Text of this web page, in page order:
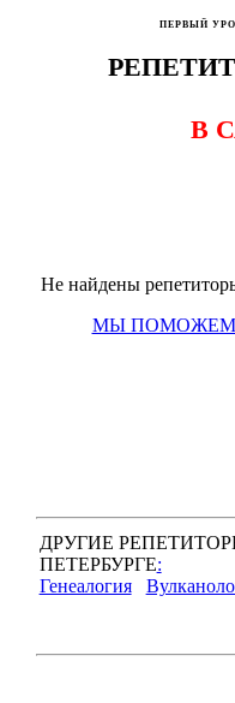
ПЕРВЫЙ
В
Не найдены
МЫ ПОМОЖЕМ
ДРУГИЕ
ПЕТЕРБУРГЕ:
Генеалогия